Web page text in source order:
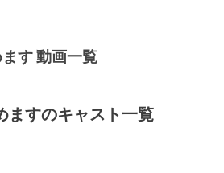
す 動画一覧
ますのキャスト一覧